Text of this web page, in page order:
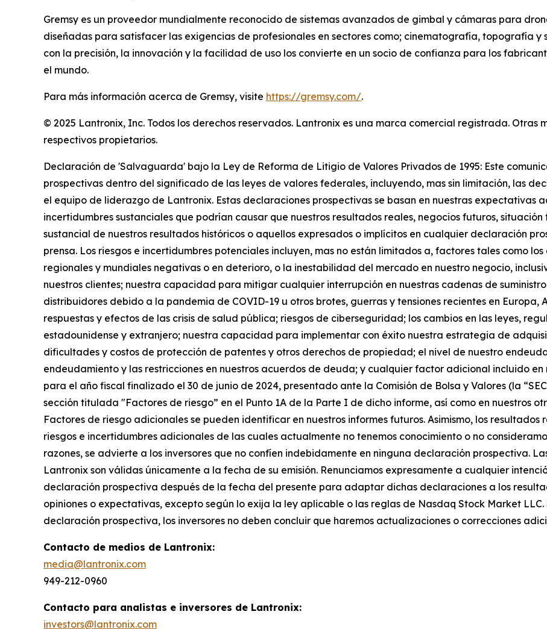
Gremsy es un proveedor mundialmente reconocido de sistemas avanzados de gimbal y cámaras para
diseñadas para satisfacer las exigencias de profesionales en sectores como; cinematografía, topografía y
con la precisión, la innovación y la facilidad de uso los convierte en un socio de confianza para los
el mundo.
Para más información acerca de Gremsy, visite https://gremsy.com/.
© 2025 Lantronix, Inc. Todos los derechos reservados. Lantronix es una marca comercial registrada. Otras
respectivos propietarios.
Declaración de 'Salvaguarda' bajo la Ley de Reforma de Litigio de Valores Privados de 1995: Este
prospectivas dentro del significado de las leyes de valores federales, incluyendo, mas sin limitación, las
el equipo de liderazgo de Lantronix. Estas declaraciones prospectivas se basan en nuestras expectativas
incertidumbres sustanciales que podrían causar que nuestros resultados reales, negocios futuros,
sustancial de nuestros resultados históricos o aquellos expresados o implícitos en cualquier declaración
prensa. Los riesgos e incertidumbres potenciales incluyen, mas no están limitados a, factores tales como
regionales y mundiales negativas o en deterioro, o la inestabilidad del mercado en nuestro negocio,
nuestros clientes; nuestra capacidad para mitigar cualquier interrupción en nuestras cadenas de
distribuidores debido a la pandemia de COVID-19 u otros brotes, guerras y tensiones recientes en Europa,
respuestas y efectos de las crisis de salud pública; riesgos de ciberseguridad; los cambios en las leyes,
estadounidense y extranjero; nuestra capacidad para implementar con éxito nuestra estrategia de
dificultades y costos de protección de patentes y otros derechos de propiedad; el nivel de nuestro
endeudamiento y las restricciones en nuestros acuerdos de deuda; y cualquier factor adicional incluido
para el año fiscal finalizado el 30 de junio de 2024, presentado ante la Comisión de Bolsa y Valores (la
sección titulada "Factores de riesgo” en el Punto 1A de la Parte I de dicho informe, así como en nuestros
Factores de riesgo adicionales se pueden identificar en nuestros informes futuros. Asimismo, los
riesgos e incertidumbres adicionales de las cuales actualmente no tenemos conocimiento o no
razones, se advierte a los inversores que no confíen indebidamente en ninguna declaración prospectiva.
Lantronix son válidas únicamente a la fecha de su emisión. Renunciamos expresamente a cualquier
declaración prospectiva después de la fecha del presente para adaptar dichas declaraciones a los
opiniones o expectativas, excepto según lo exija la ley aplicable o las reglas de Nasdaq Stock Market
declaración prospectiva, los inversores no deben concluir que haremos actualizaciones o correcciones
Contacto de medios de Lantronix:
media@lantronix.com
949-212-0960
Contacto para analistas e inversores de Lantronix:
investors@lantronix.com